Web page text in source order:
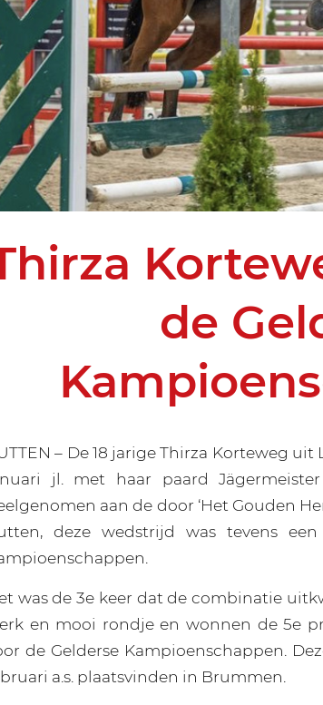
de
– De 18 jarige Thirza Korteweg
jl. met haar paard
aan de door ‘Het Gouden
deze wedstrijd was tevens
was de 3e keer dat de combinatie
en mooi rondje en wonnen de 5e
de Gelderse Kampioenschappen.
a.s. plaatsvinden in Brummen.